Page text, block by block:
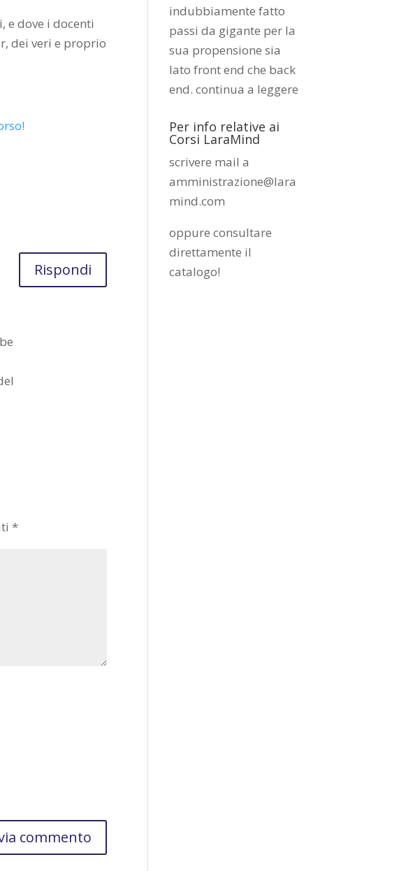
e dove i docenti
dei veri e proprio
Rispondi
*
indubbiamente fatto
passi da gigante per la
sua propensione sia
lato front end che back
end.continua a leggere
Per info relative ai
Corsi LaraMind
scrivere mail a
amministrazione@lara
mind.com
oppure consultare
direttamente il
catalogo!